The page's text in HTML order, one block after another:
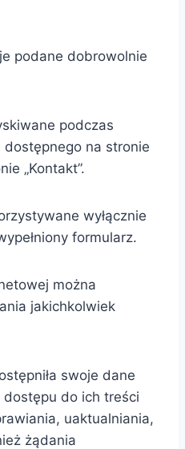
podane dobrowolnie
podczas
dostępnego na stronie
„Kontakt”.
wyłącznie
formularz.
można
jakichkolwiek
swoje dane
do ich treści
uaktualniania,
żądania